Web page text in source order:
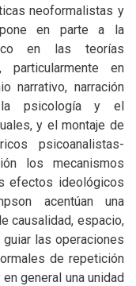
neoformalistas y
en parte a la
en las teorías
en
narrativo, narración
psicología y el
y el montaje de
psicoanalistas-
los mecanismos
efectos ideológicos
acentúan una
causalidad, espacio,
las operaciones
de repetición
general una unidad